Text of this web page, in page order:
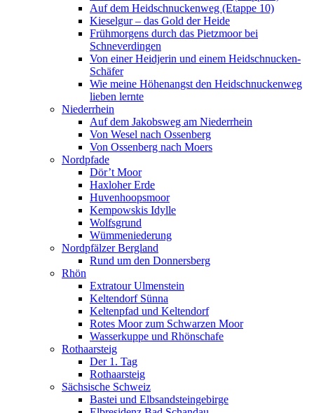
Auf dem Heidschnuckenweg (Etappe 10)
Kieselgur – das Gold der Heide
Frühmorgens durch das Pietzmoor bei
Schneverdingen
Von einer Heidjerin und einem Heidschnucken-
Schäfer
Wie meine Höhenangst den Heidschnuckenweg
lieben lernte
Niederrhein
Auf dem Jakobsweg am Niederrhein
Von Wesel nach Ossenberg
Von Ossenberg nach Moers
Nordpfade
Dör’t Moor
Haxloher Erde
Huvenhoopsmoor
Kempowskis Idylle
Wolfsgrund
Wümmeniederung
Nordpfälzer Bergland
Rund um den Donnersberg
Rhön
Extratour Ulmenstein
Keltendorf Sünna
Keltenpfad und Keltendorf
Rotes Moor zum Schwarzen Moor
Wasserkuppe und Rhönschafe
Rothaarsteig
Der 1. Tag
Rothaarsteig
Sächsische Schweiz
Bastei und Elbsandsteingebirge